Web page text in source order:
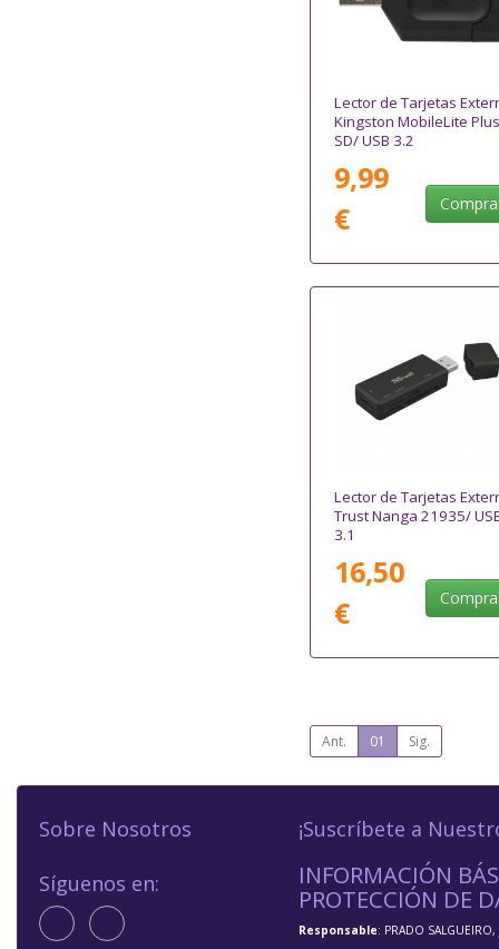
Lector de Tarjetas
Kingston MobileLite Plus
SD/ USB 3.2
9,99
€
Lector de Tarjetas
Trust Nanga 21935/
3.1
16,50
€
Ant. 01 Sig.
Sobre Nosotros
Síguenos en:
¡Suscríbete a
INFORMACIÓN
PROTECCIÓN DE
Responsable: PRADO SALGUEIRO,